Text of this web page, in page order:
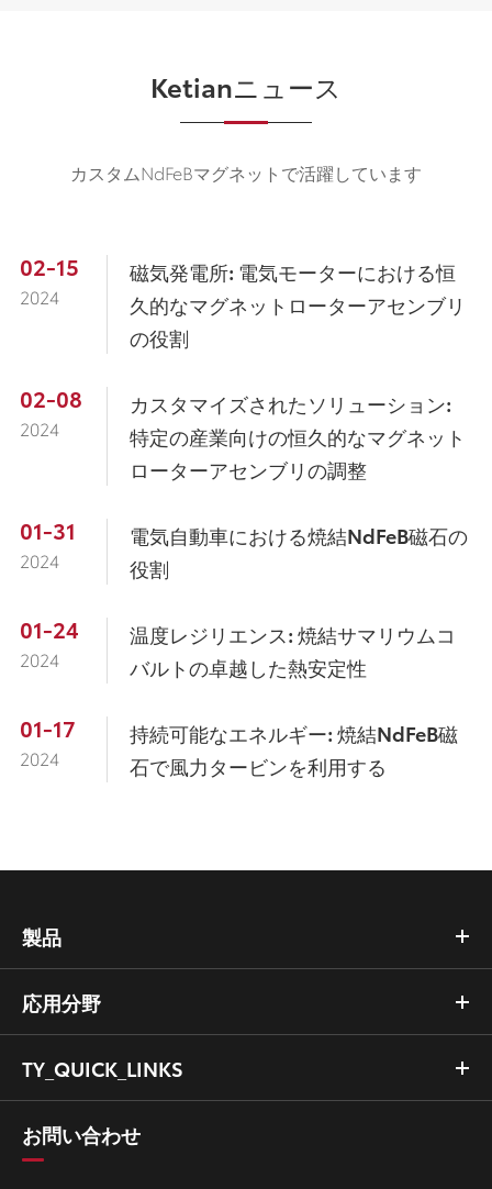
Ketianニュース
カスタムNdFeBマグネットで活躍しています
02-15
2024
磁気発電所: 電気モーターにおける恒
久的なマグネットローターアセンブリ
の役割
02-08
2024
カスタマイズされたソリューション:
特定の産業向けの恒久的なマグネット
ローターアセンブリの調整
01-31
2024
電気自動車における焼結NdFeB磁石の
役割
01-24
2024
温度レジリエンス: 焼結サマリウムコ
バルトの卓越した熱安定性
01-17
2024
持続可能なエネルギー: 焼結NdFeB磁
石で風力タービンを利用する
製品
応用分野
TY_QUICK_LINKS
お問い合わせ